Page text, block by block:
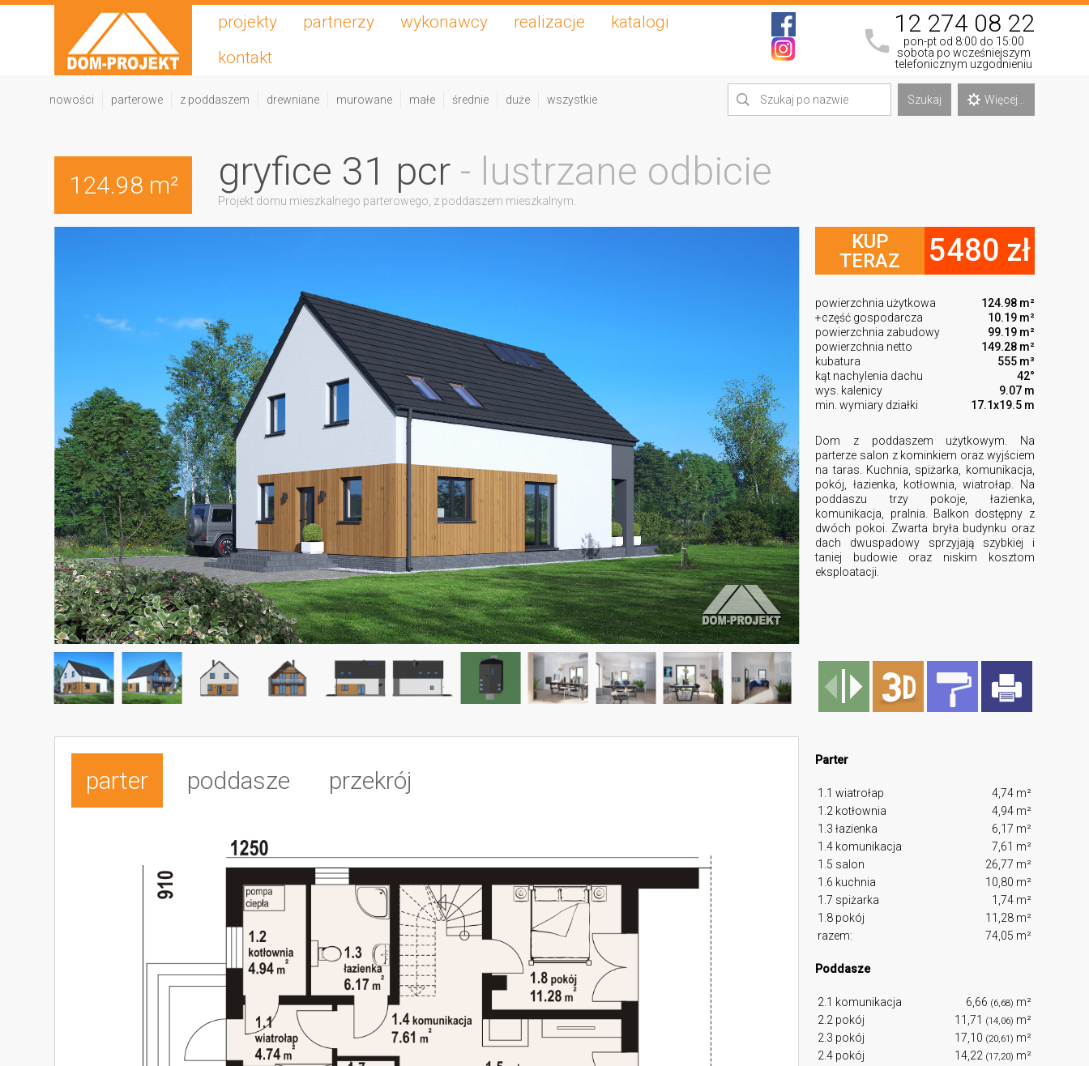
projekty partnerzy wykonawcy realizacje
katalogi
kontakt
12 274 08 22
pon-pt od 8:00 do 15:00
sobota po wcześniejszym
telefonicznym uzgodnieniu
nowości parterowe z poddaszem drewniane murowane małe średnie duże wszystkie Szukaj Więcej...
124.98 m² gryfice 31 pcr - lustrzane odbicie
Projekt domu mieszkalnego parterowego, z poddaszem mieszkalnym.
KUP
TERAZ
5480 zł
powierzchnia użytkowa
124.98 m²
+część gospodarcza
10.19 m²
powierzchnia zabudowy
99.19 m²
powierzchnia netto
149.28 m²
kubatura
555 m³
kąt nachylenia dachu
42°
wys. kalenicy
9.07 m
min. wymiary działki
17.1x19.5 m
Dom z poddaszem użytkowym. Na
parterze salon z kominkiem oraz wyjściem
na taras. Kuchnia, spiżarka, komunikacja,
pokój, łazienka, kotłownia, wiatrołap. Na
poddaszu trzy pokoje, łazienka,
komunikacja, pralnia. Balkon dostępny z
dwóch pokoi. Zwarta bryła budynku oraz
dach dwuspadowy sprzyjają szybkiej i
taniej budowie oraz niskim kosztom
eksploatacji.
parter poddasze przekrój
Parter
1.1 wiatrołap
4,74 m²
1.2 kotłownia
4,94 m²
1.3 łazienka
6,17 m²
1.4 komunikacja
7,61 m²
1.5 salon
26,77 m²
1.6 kuchnia
10,80 m²
1.7 spiżarka
1,74 m²
1.8 pokój
11,28 m²
razem:
74,05 m²
Poddasze
2.1 komunikacja 6,66 (6,68) m²
2.2 pokój
11,71 (14,06) m²
2.3 pokój
17,10 (20,61) m²
2.4 pokój
14,22 (17,20) m²